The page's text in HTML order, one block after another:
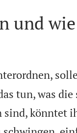
und
tun, was
könntet